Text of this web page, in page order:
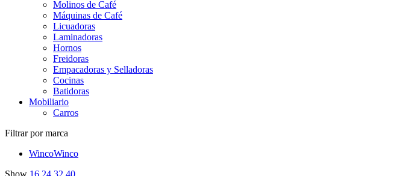
Molinos de Café
Máquinas de Café
Licuadoras
Laminadoras
Hornos
Freidoras
Empacadoras y Selladoras
Cocinas
Batidoras
Mobiliario
Carros
Filtrar por marca
WincoWinco
Show 16 24 32 40